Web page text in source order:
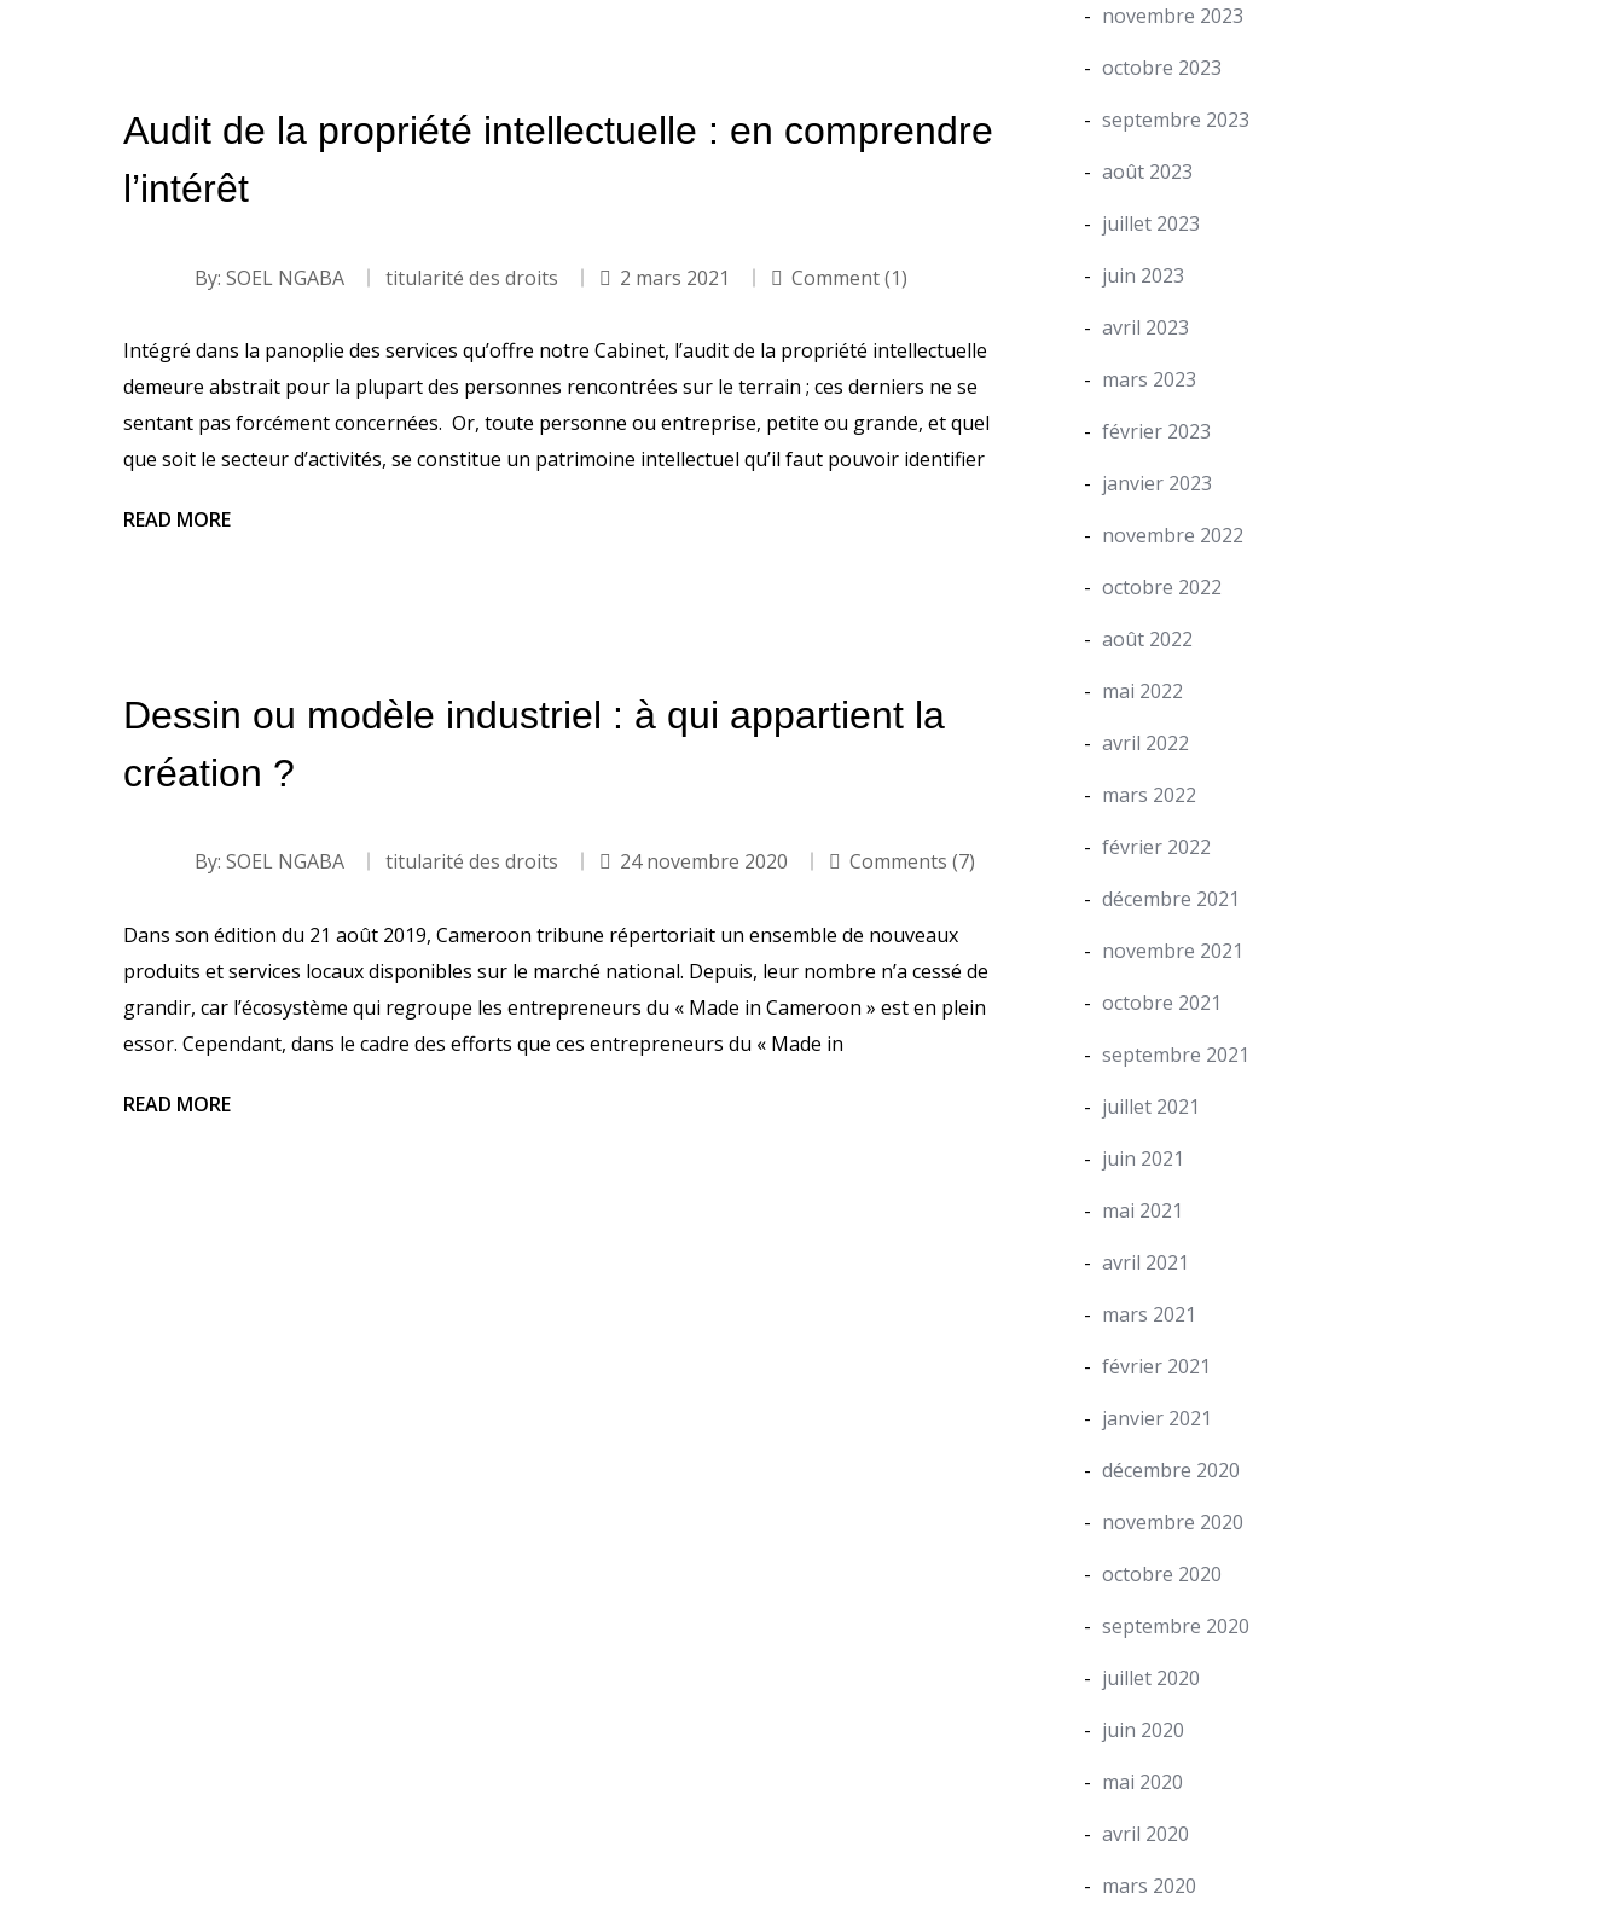
Audit de la propriété intellectuelle : en comprendre
l’intérêt
By: SOEL NGABA titularité des droits 2 mars 2021 Comment (1)
Intégré dans la panoplie des services qu’offre notre Cabinet, l’audit de la propriété intellectuelle
demeure abstrait pour la plupart des personnes rencontrées sur le terrain ; ces derniers ne se
sentant pas forcément concernées. Or, toute personne ou entreprise, petite ou grande, et quel
que soit le secteur d’activités, se constitue un patrimoine intellectuel qu’il faut pouvoir identifier
READ MORE
Dessin ou modèle industriel : à qui appartient la
création ?
By: SOEL NGABA titularité des droits 24 novembre 2020 Comments (7)
Dans son édition du 21 août 2019, Cameroon tribune répertoriait un ensemble de nouveaux
produits et services locaux disponibles sur le marché national. Depuis, leur nombre n’a cessé de
grandir, car l’écosystème qui regroupe les entrepreneurs du « Made in Cameroon » est en plein
essor. Cependant, dans le cadre des efforts que ces entrepreneurs du « Made in
READ MORE
novembre 2023
octobre 2023
septembre 2023
août 2023
juillet 2023
juin 2023
avril 2023
mars 2023
février 2023
janvier 2023
novembre 2022
octobre 2022
août 2022
mai 2022
avril 2022
mars 2022
février 2022
décembre 2021
novembre 2021
octobre 2021
septembre 2021
juillet 2021
juin 2021
mai 2021
avril 2021
mars 2021
février 2021
janvier 2021
décembre 2020
novembre 2020
octobre 2020
septembre 2020
juillet 2020
juin 2020
mai 2020
avril 2020
mars 2020